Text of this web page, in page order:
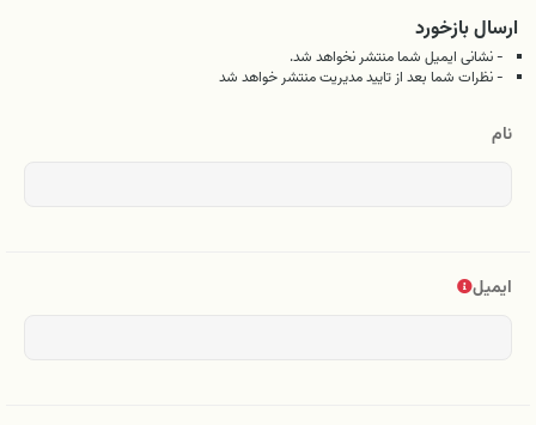
ارسال بازخورد
- نشانی ایمیل شما منتشر نخواهد شد.
- نظرات شما بعد از تایید مدیریت منتشر خواهد شد
نام
ایمیل